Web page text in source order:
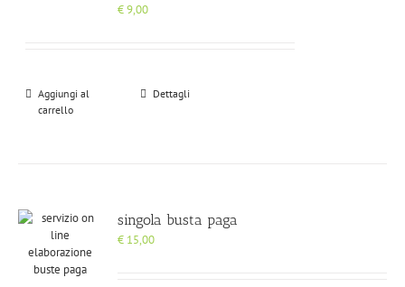
€9,00
Aggiungi al
carrello
Dettagli
singola busta paga
€ 15,00